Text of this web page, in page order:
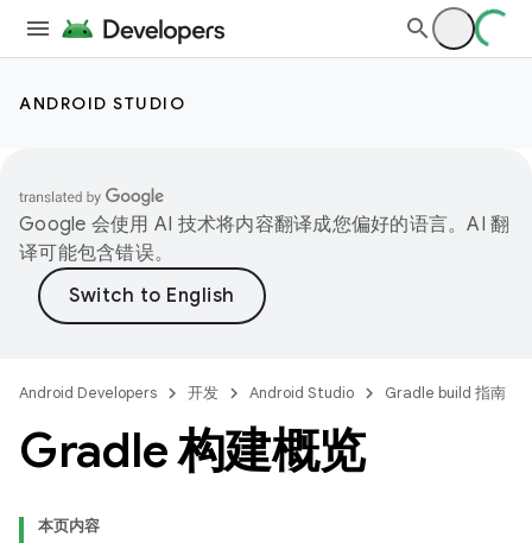
ANDROID STUDIO
Google 会使用 AI 技术将内容翻译成您偏好的语言。AI 翻
译可能包含错误。
Android Developers 开发 Android Studio Gradle build 指南
Gradle 构建概览
本页内容